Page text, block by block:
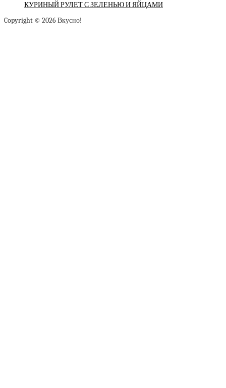
КУРИНЫЙ РУЛЕТ С ЗЕЛЕНЬЮ И ЯЙЦАМИ
Copyright © 2026 Вкусно!